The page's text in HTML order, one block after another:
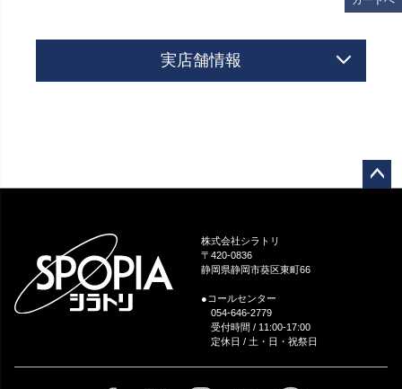
実店舗情報
株式会社シラトリ
〒420-0836
静岡県静岡市葵区東町66
●コールセンター
054-646-2779
受付時間 / 11:00-17:00
定休日 / 土・日・祝祭日